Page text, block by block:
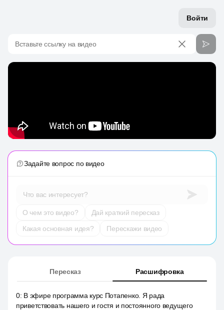
Войти
Вставьте ссылку на видео
Задайте вопрос по видео
Что вас интересует?
О чем это видео?
Дай краткий пересказ
Какая основная идея?
Перескажи видео
Пересказ Расшифровка
0: В эфире программа курс Потапенко. Я рада
приветствовать нашего и гостя и постоянного ведущего